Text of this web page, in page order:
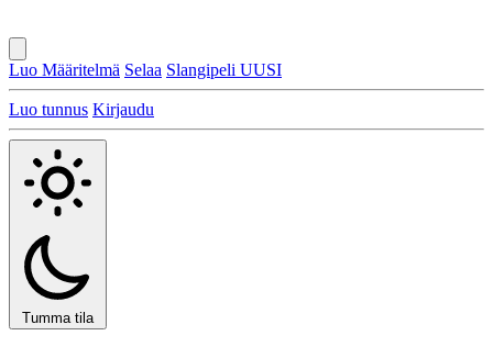
Luo Määritelmä Selaa Slangipeli UUSI
Luo tunnus Kirjaudu
Tumma tila